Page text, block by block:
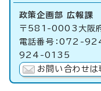
政策企画部 広報課
〒581-0003大阪
電話番号：072-
924-0135
お問い合わせは